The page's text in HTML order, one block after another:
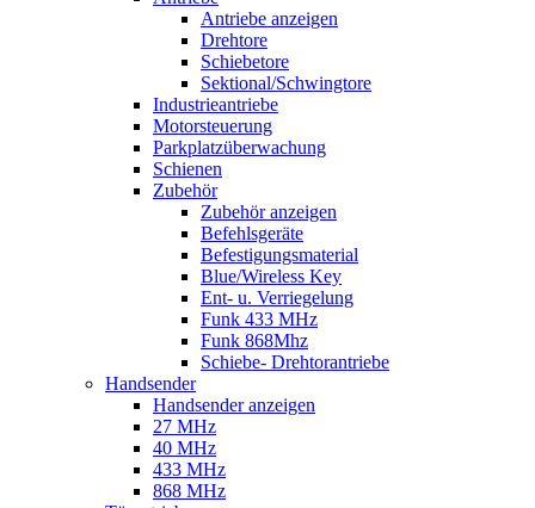
Antriebe anzeigen
Drehtore
Schiebetore
Sektional/Schwingtore
Industrieantriebe
Motorsteuerung
Parkplatzüberwachung
Schienen
Zubehör
Zubehör anzeigen
Befehlsgeräte
Befestigungsmaterial
Blue/Wireless Key
Ent- u. Verriegelung
Funk 433 MHz
Funk 868Mhz
Schiebe- Drehtorantriebe
Handsender
Handsender anzeigen
27 MHz
40 MHz
433 MHz
868 MHz